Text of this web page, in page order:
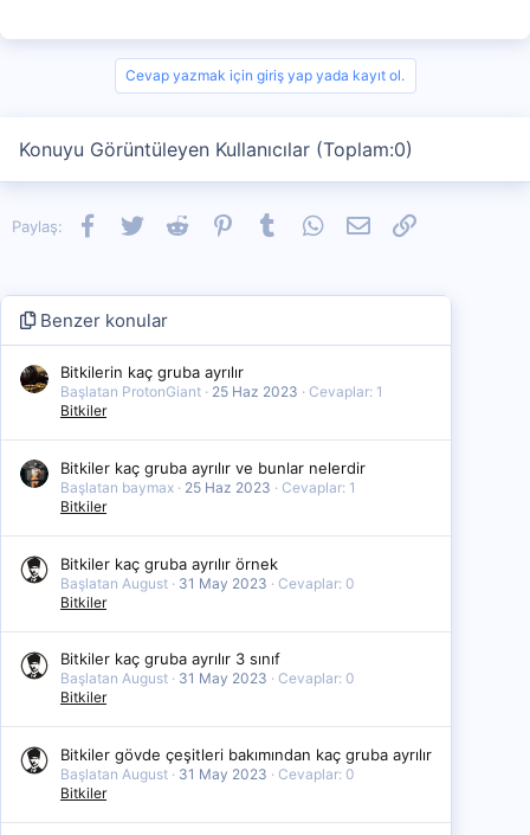
Cevap yazmak için giriş yap yada kayıt ol.
Konuyu Görüntüleyen Kullanıcılar (Toplam:0)
Paylaş: Facebook
TwitterReddit PinterestTumblrWhatsApp
E-postaLink
Benzer konular
Bitkilerin kaç gruba ayrılır
Başlatan ProtonGiant 25 Haz 2023
Cevaplar: 1
Bitkiler
Bitkiler kaç gruba ayrılır ve bunlar nelerdir
Başlatan baymax 25 Haz 2023
Cevaplar: 1
Bitkiler
Bitkiler kaç gruba ayrılır örnek
Başlatan August 31 May 2023
Cevaplar: 0
Bitkiler
Bitkiler kaç gruba ayrılır 3 sınıf
Başlatan August 31 May 2023
Cevaplar: 0
Bitkiler
Bitkiler gövde çeşitleri bakımından kaç gruba ayrılır
Başlatan August 31 May 2023
Cevaplar: 0
Bitkiler